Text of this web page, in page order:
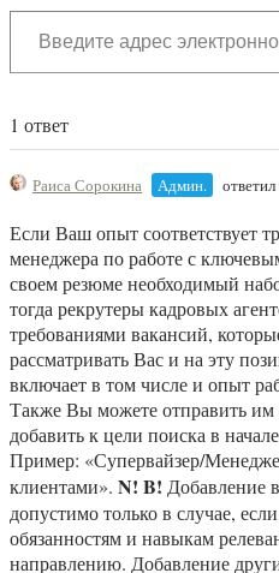
1 ответ
Раиса Сорокина Админ. ответил
Если Ваш опыт соответствует
менеджера по работе с
своем резюме необходимый
тогда рекрутеры кадровых
требованиями вакансий,
рассматривать Вас и на эту
включает в том числе и опыт
Также Вы можете отправить им
добавить к цели поиска в
Пример: «Супервайзер/
клиентами». N! B! Добавление
допустимо только в случае,
обязанностям и навыкам
направлению. Добавление